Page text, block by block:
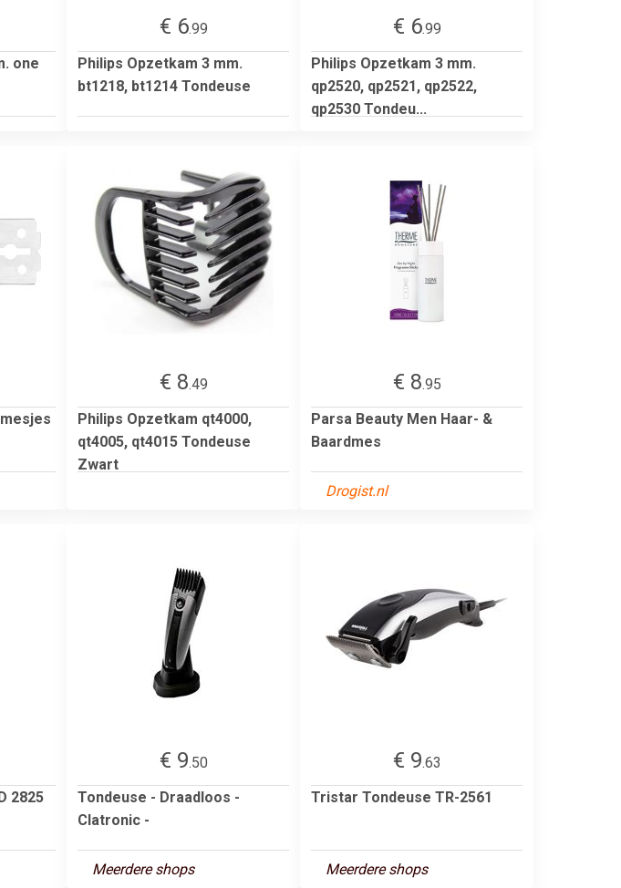
one
€ 6.99
Philips Opzetkam 3 mm.
bt1218, bt1214 Tondeuse
€ 6.99
Philips Opzetkam 3 mm.
qp2520, qp2521, qp2522,
qp2530 Tondeu...
€ 8.49
Philips Opzetkam qt4000,
qt4005, qt4015 Tondeuse
Zwart
€ 8.95
Parsa Beauty Men Haar- &
Baardmes
Drogist.nl
2825
€ 9.50
Tondeuse - Draadloos -
Clatronic -
Meerdere shops
€ 9.63
Tristar Tondeuse TR-2561
Meerdere shops